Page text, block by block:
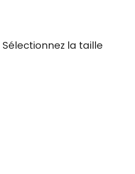
Sélectionnez la taille